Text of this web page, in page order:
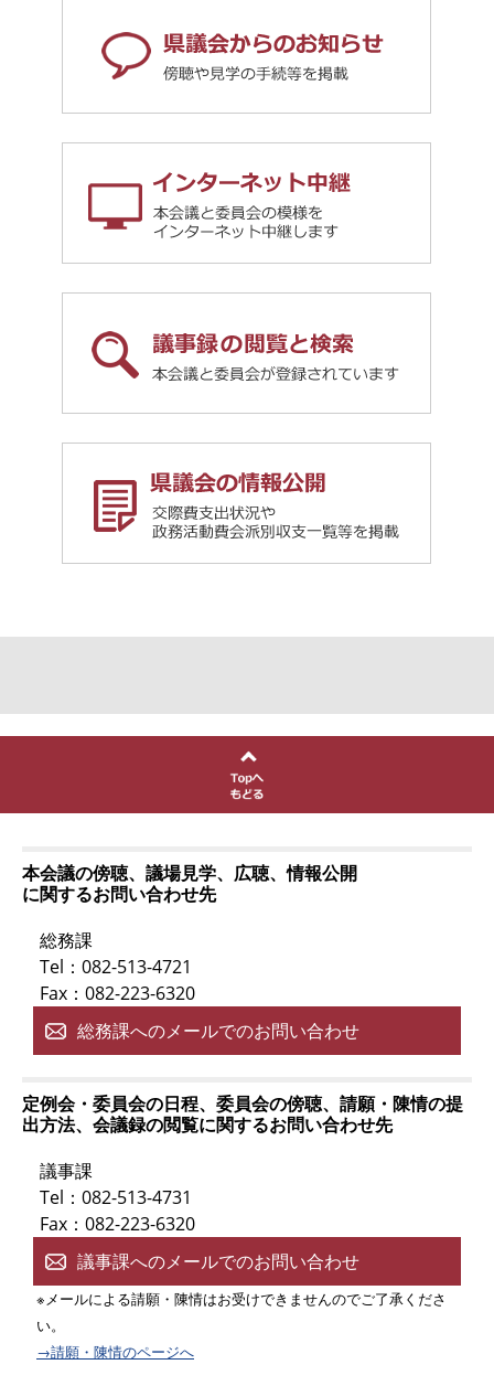
本会議の傍聴、議場見学、広聴、情報公開
に関するお問い合わせ先
総務課
Tel：082-513-4721
Fax：082-223-6320
総務課へのメールでのお問い合わせ
定例会・委員会の日程、委員会の傍聴、請願・陳情の提
出方法、会議録の閲覧に関するお問い合わせ先
議事課
Tel：082-513-4731
Fax：082-223-6320
議事課へのメールでのお問い合わせ
※メールによる請願・陳情はお受けできませんのでご了承くださ
い。
→請願・陳情のページへ